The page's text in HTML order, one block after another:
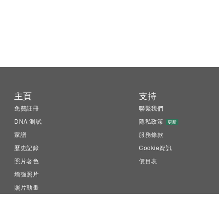
主頁
免費註冊
DNA 測試
家譜
歷史記錄
照片著色
增強照片
照片動畫
支持
聯繫我們
隱私政策
更新
服務條款
Cookie資訊
價目表